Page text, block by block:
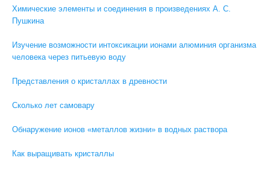
Химические элементы и соединения в произведениях А. С.
Пушкина
Изучение возможности интоксикации ионами алюминия организма
человека через питьевую воду
Представления о кристаллах в древности
Сколько лет самовару
Обнаружение ионов «металлов жизни» в водных раствора
Как выращивать кристаллы